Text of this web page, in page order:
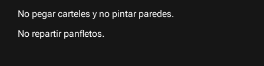
No pegar carteles y no pintar paredes.
No repartir panfletos.